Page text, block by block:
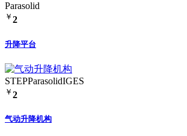
Parasolid
￥ 2
升降平台
STEPParasolidIGES
￥ 2
气动升降机构